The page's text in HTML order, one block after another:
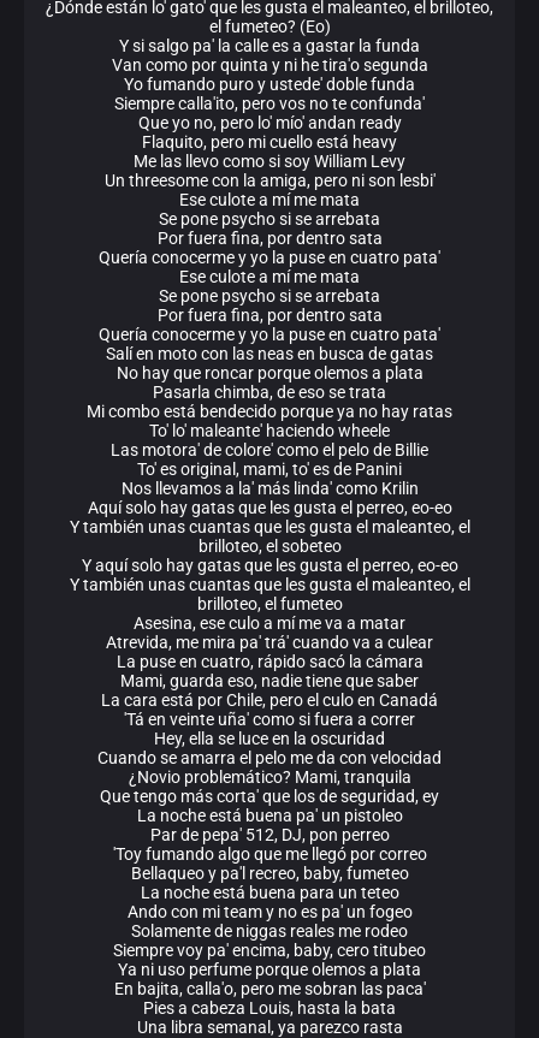
¿Dónde están lo' gato' que les gusta el maleanteo, el brilloteo,
el fumeteo? (Eo)
Y si salgo pa' la calle es a gastar la funda
Van como por quinta y ni he tira'o segunda
Yo fumando puro y ustede' doble funda
Siempre calla'ito, pero vos no te confunda'
Que yo no, pero lo' mío' andan ready
Flaquito, pero mi cuello está heavy
Me las llevo como si soy William Levy
Un threesome con la amiga, pero ni son lesbi'
Ese culote a mí me mata
Se pone psycho si se arrebata
Por fuera fina, por dentro sata
Quería conocerme y yo la puse en cuatro pata'
Ese culote a mí me mata
Se pone psycho si se arrebata
Por fuera fina, por dentro sata
Quería conocerme y yo la puse en cuatro pata'
Salí en moto con las neas en busca de gatas
No hay que roncar porque olemos a plata
Pasarla chimba, de eso se trata
Mi combo está bendecido porque ya no hay ratas
To' lo' maleante' haciendo wheele
Las motora' de colore' como el pelo de Billie
To' es original, mami, to' es de Panini
Nos llevamos a la' más linda' como Krilin
Aquí solo hay gatas que les gusta el perreo, eo-eo
Y también unas cuantas que les gusta el maleanteo, el
brilloteo, el sobeteo
Y aquí solo hay gatas que les gusta el perreo, eo-eo
Y también unas cuantas que les gusta el maleanteo, el
brilloteo, el fumeteo
Asesina, ese culo a mí me va a matar
Atrevida, me mira pa' trá' cuando va a culear
La puse en cuatro, rápido sacó la cámara
Mami, guarda eso, nadie tiene que saber
La cara está por Chile, pero el culo en Canadá
'Tá en veinte uña' como si fuera a correr
Hey, ella se luce en la oscuridad
Cuando se amarra el pelo me da con velocidad
¿Novio problemático? Mami, tranquila
Que tengo más corta' que los de seguridad, ey
La noche está buena pa' un pistoleo
Par de pepa' 512, DJ, pon perreo
'Toy fumando algo que me llegó por correo
Bellaqueo y pa'l recreo, baby, fumeteo
La noche está buena para un teteo
Ando con mi team y no es pa' un fogeo
Solamente de niggas reales me rodeo
Siempre voy pa' encima, baby, cero titubeo
Ya ni uso perfume porque olemos a plata
En bajita, calla'o, pero me sobran las paca'
Pies a cabeza Louis, hasta la bata
Una libra semanal, ya parezco rasta